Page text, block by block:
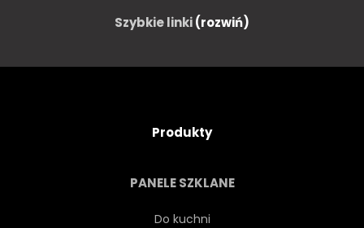
Szybkie linki(rozwiń)
Produkty
PANELE SZKLANE
Do kuchni